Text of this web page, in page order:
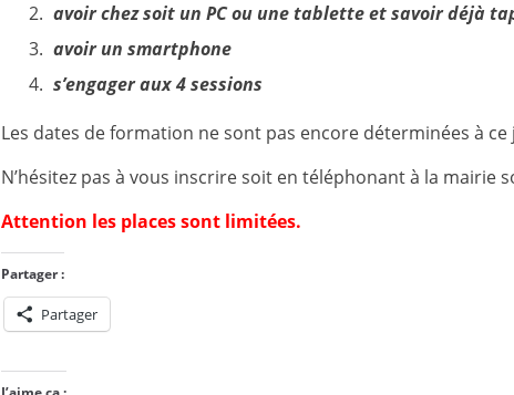
avoir chez soit un PC ou une tablette et savoir déjà
avoir un smartphone
s’engager aux 4 sessions
Les dates de formation ne sont pas encore déterminées à
N’hésitez pas à vous inscrire soit en téléphonant à la mairie
Attention les places sont limitées.
Partager :
Partager